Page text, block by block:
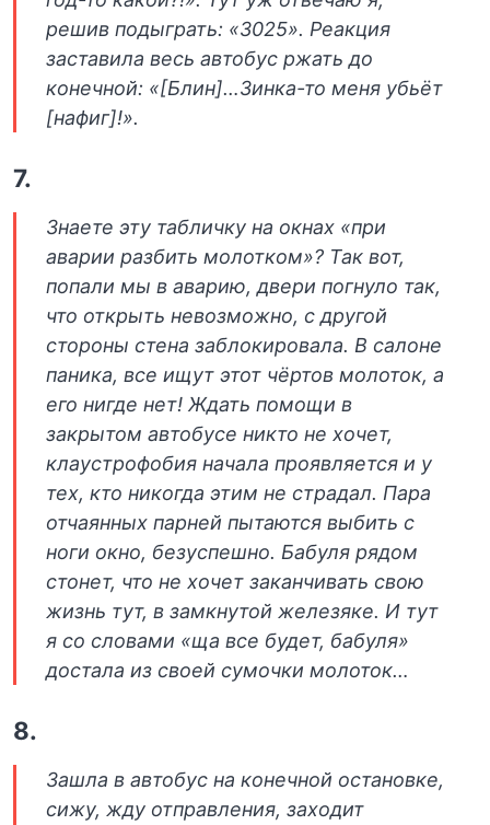
решив подыграть: «3025». Реакция
заставила весь автобус ржать до
конечной: «[Блин]…Зинка-то меня убьёт
[нафиг]!».
7.
Знаете эту табличку на окнах «при
аварии разбить молотком»? Так вот,
попали мы в аварию, двери погнуло так,
что открыть невозможно, с другой
стороны стена заблокировала. В салоне
паника, все ищут этот чёртов молоток, а
его нигде нет! Ждать помощи в
закрытом автобусе никто не хочет,
клаустрофобия начала проявляется и у
тех, кто никогда этим не страдал. Пара
отчаянных парней пытаются выбить с
ноги окно, безуспешно. Бабуля рядом
стонет, что не хочет заканчивать свою
жизнь тут, в замкнутой железяке. И тут
я со словами «ща все будет, бабуля»
достала из своей сумочки молоток…
8.
Зашла в автобус на конечной остановке,
сижу, жду отправления, заходит